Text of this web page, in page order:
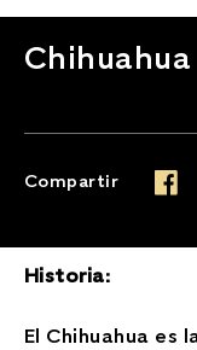
Chihuahua
Compartir
Historia:
El Chihuahua es